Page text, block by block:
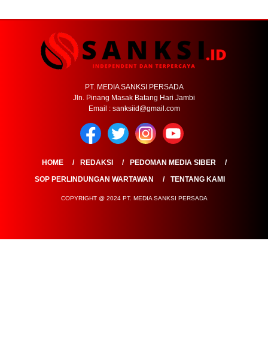
PT. MEDIA SANKSI PERSADA
Jln. Pinang Masak Batang Hari Jambi
Email : sanksiid@gmail.com
HOME REDAKSI
PEDOMAN MEDIA SIBER
SOP PERLINDUNGAN WARTAWAN
TENTANG KAMI
COPYRIGHT @ 2024 PT. MEDIA SANKSI PERSADA